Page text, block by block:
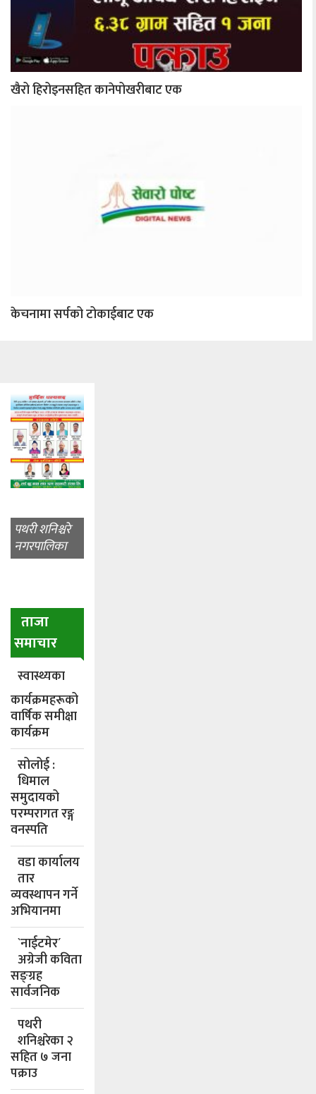
खैरो हिरोइनसहित कानेपोखरीबाट एक
केचनामा सर्पको टोकाईबाट एक
पथरी शनिश्चरे
नगरपालिका
ताजा
समाचार
स्वास्थ्यका
कार्यक्रमहरूको
वार्षिक समीक्षा
कार्यक्रम
सोलोई :
धिमाल
समुदायको
परम्परागत रङ्ग
वनस्पति
वडा कार्यालय
तार
व्यवस्थापन गर्ने
अभियानमा
`नाईटमेर´
अग्रेजी कविता
सङ्ग्रह
सार्वजनिक
पथरी
शनिश्चरेका २
सहित ७ जना
पक्राउ